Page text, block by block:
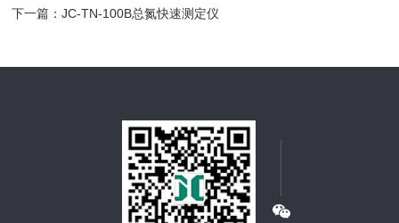
下一篇：JC-TN-100B总氮快速测定仪